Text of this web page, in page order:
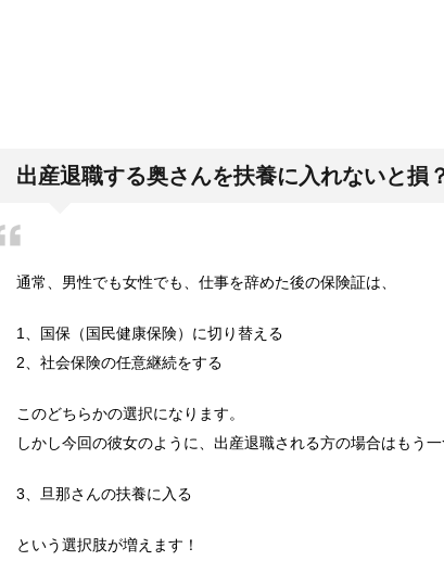
登山専門店をのぞいてみると様々なメーカーから登
ついうっかり電気を使いすぎると落ちてしまうブレ
小さな子供からお年寄りまで、幅広い年代層の人に
出産退職する奥さんを扶養に入れないと損
通常、男性でも女性でも、仕事を辞めた後の保険証は、
1、国保（国民健康保険）に切り替える
2、社会保険の任意継続をする
このどちらかの選択になります。
しかし今回の彼女のように、出産退職される方の場合はもう一
3、旦那さんの扶養に入る
という選択肢が増えます！